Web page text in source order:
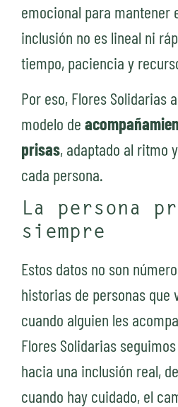
emocional para mantener
inclusión no es lineal ni
tiempo, paciencia y
Por eso, Flores Solidarias
modelo de
prisas, adaptado al ritmo
cada persona.
La persona
siempre
Estos datos no son
historias de personas que
cuando alguien les
Flores Solidarias
hacia una inclusión real,
cuando hay cuidado, el